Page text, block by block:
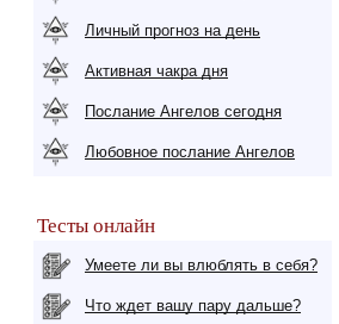
Личный прогноз на день
Активная чакра дня
Послание Ангелов сегодня
Любовное послание Ангелов
Тесты онлайн
Умеете ли вы влюблять в себя?
Что ждет вашу пару дальше?